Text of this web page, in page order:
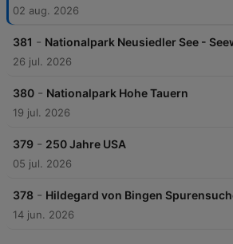
02 aug. 2026
381 - Nationalpark Neusiedler See -
26 jul. 2026
380 - Nationalpark Hohe Tauern
19 jul. 2026
379 - 250 Jahre USA
05 jul. 2026
378 - Hildegard von Bingen
14 jun. 2026